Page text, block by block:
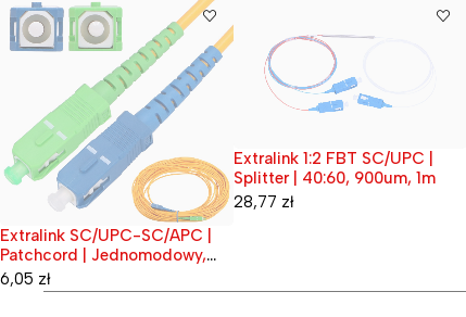
Wyprzedane
Extralink SC/UPC-SC/APC |
Patchcord | Jednomodowy,
Simplex, G.657A1, 3mm, 1m
6,05 zł
Wyprzedane
Extralink 1:2 FBT SC/UPC |
Splitter | 40:60, 900um, 1m
28,77 zł